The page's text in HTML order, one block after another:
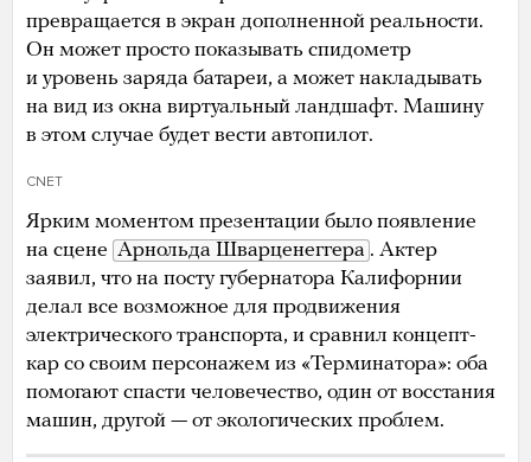
превращается в экран дополненной реальности.
Он может просто показывать спидометр
и уровень заряда батареи, а может накладывать
на вид из окна виртуальный ландшафт. Машину
в этом случае будет вести автопилот.
CNET
Ярким моментом презентации было появление
на сцене Арнольда Шварценеггера . Актер
заявил, что на посту губернатора Калифорнии
делал все возможное для продвижения
электрического транспорта, и сравнил концепт-
кар со своим персонажем из «Терминатора»: оба
помогают спасти человечество, один от восстания
машин, другой — от экологических проблем.